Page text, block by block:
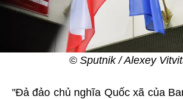
© Sputnik / Alexey
"Đả đảo chủ nghĩa Quốc xã của